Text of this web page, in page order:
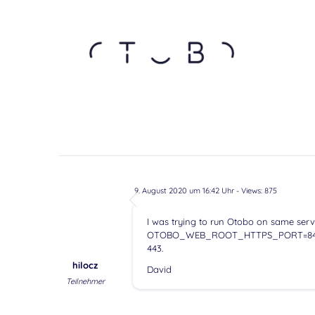
9. August 2020 um 16:42 Uhr- Views: 875
hilocz
Teilnehmer
I was trying to run Otobo on same
443.
David